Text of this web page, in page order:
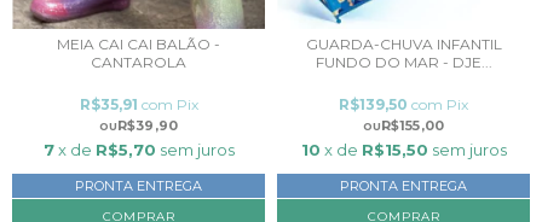
MEIA CAI CAI BALÃO -
CANTAROLA
R$39,90
R$35,91 com Pix
7 x de R$5,70 sem juros
PRONTA ENTREGA
COMPRAR
GUARDA-CHUVA INFANTIL
FUNDO DO MAR - DJE...
R$155,00
R$139,50 com Pix
10 x de R$15,50 sem juros
PRONTA ENTREGA